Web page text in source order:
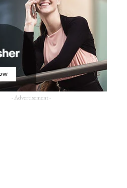
- Advertisement -